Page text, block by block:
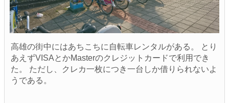
高雄の街中にはあちこちに自転車レンタルがある。 とり
あえずVISAとかMasterのクレジットカードで利用でき
た。 ただし、クレカ一枚につき一台しか借りられないよ
うである。